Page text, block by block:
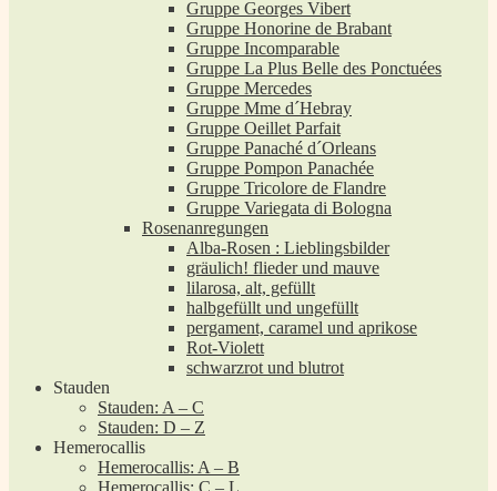
Gruppe Georges Vibert
Gruppe Honorine de Brabant
Gruppe Incomparable
Gruppe La Plus Belle des Ponctuées
Gruppe Mercedes
Gruppe Mme d´Hebray
Gruppe Oeillet Parfait
Gruppe Panaché d´Orleans
Gruppe Pompon Panachée
Gruppe Tricolore de Flandre
Gruppe Variegata di Bologna
Rosenanregungen
Alba-Rosen : Lieblingsbilder
gräulich! flieder und mauve
lilarosa, alt, gefüllt
halbgefüllt und ungefüllt
pergament, caramel und aprikose
Rot-Violett
schwarzrot und blutrot
Stauden
Stauden: A – C
Stauden: D – Z
Hemerocallis
Hemerocallis: A – B
Hemerocallis: C – L